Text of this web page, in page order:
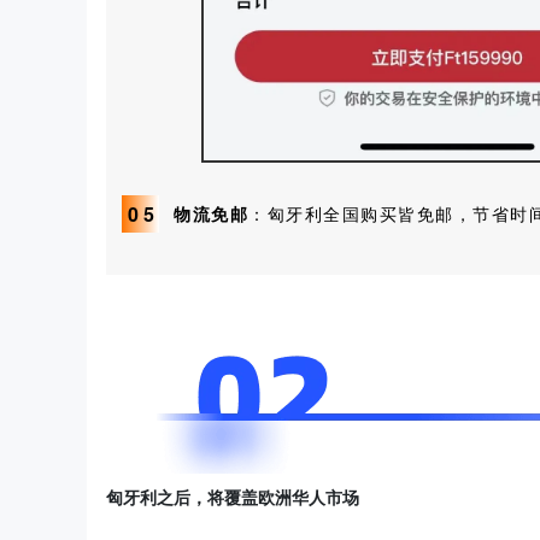
05 物流免邮 ：匈牙利全国购买皆免邮，节省时
匈牙利之后，将覆盖欧洲华人市场